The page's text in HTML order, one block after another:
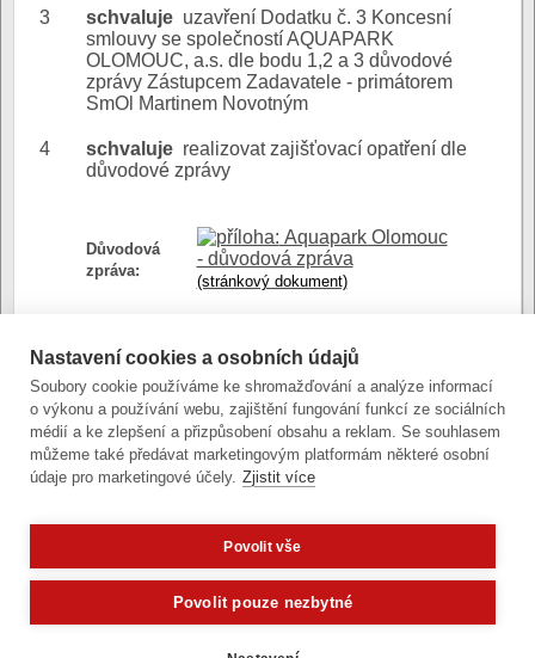
3 schvaluje uzavření Dodatku č. 3 Koncesní
smlouvy se společností AQUAPARK
OLOMOUC, a.s. dle bodu 1,2 a 3 důvodové
zprávy Zástupcem Zadavatele - primátorem
SmOl Martinem Novotným
4 schvaluje realizovat zajišťovací opatření dle
důvodové zprávy
Důvodová
zpráva:
Aquapark Olomouc
- důvodová zpráva
(stránkový dokument)
Aquapark Olomouc
- příloha č. 1
(tabulkový dokument)
Aquapark Olomouc
- příloha č. 2
(stránkový dokument)
Články a fotografie lze kopírovat jen se svolením provozovatele
vývoj|správa obsahu| design:Rency
Nastavení cookies a osobních údajů
Soubory cookie používáme ke shromažďování a analýze informací
o výkonu a používání webu, zajištění fungování funkcí ze sociálních
médií a ke zlepšení a přizpůsobení obsahu a reklam. Se souhlasem
můžeme také předávat marketingovým platformám některé osobní
údaje pro marketingové účely. Zjistit více
Povolit vše
Povolit pouze nezbytné
Potřebujete poradit?Zeptejte se